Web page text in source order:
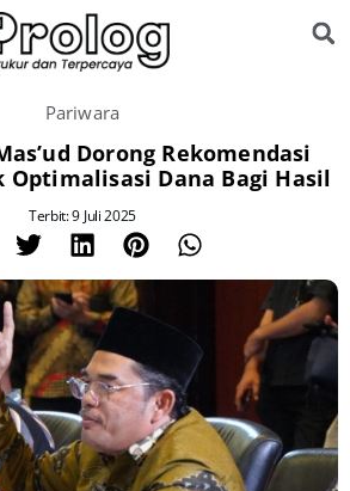
Pariwara
Dorong Rekomendasi
Dana Bagi Hasil
Terbit: 9 Juli 2025